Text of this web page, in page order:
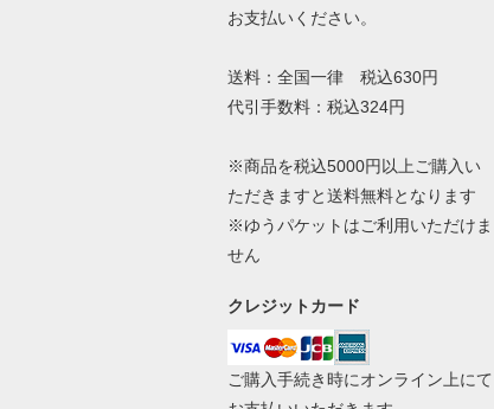
お支払いください。
送料：全国一律 税込630円
代引手数料：税込324円
※商品を税込5000円以上ご購入い
ただきますと送料無料となります
※ゆうパケットはご利用いただけま
せん
クレジットカード
ご購入手続き時にオンライン上にて